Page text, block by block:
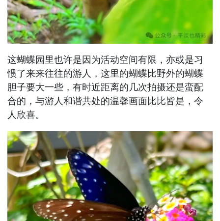
这蝴蝶园里也许是因为活动空间有限，亦或是习
惯了来来往往的游人，这里的蝴蝶比野外的蝴蝶
胆子要大一些，有时近距离的几次拍摄还是蛮配
合的，与游人和谐共处的温馨画面比比皆是，令
人欣喜。